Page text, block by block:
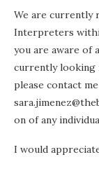
We are currently
Interpreters
you are aware of
currently looking
please contact
on of any
I would